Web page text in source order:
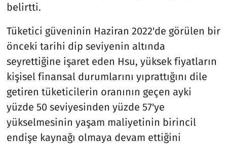
belirtti.
Tüketici güveninin Haziran 2022'de görülen bir
önceki tarihi dip seviyenin altında
seyrettiğine işaret eden Hsu, yüksek fiyatların
kişisel finansal durumlarını yıprattığını dile
getiren tüketicilerin oranının geçen ayki
yüzde 50 seviyesinden yüzde 57'ye
yükselmesinin yaşam maliyetinin birincil
endişe kaynağı olmaya devam ettiğini